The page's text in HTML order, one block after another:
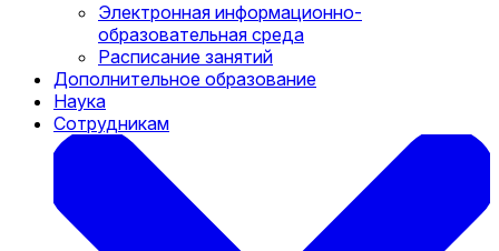
Электронная информационно-
образовательная среда
Расписание занятий
Дополнительное образование
Наука
Сотрудникам